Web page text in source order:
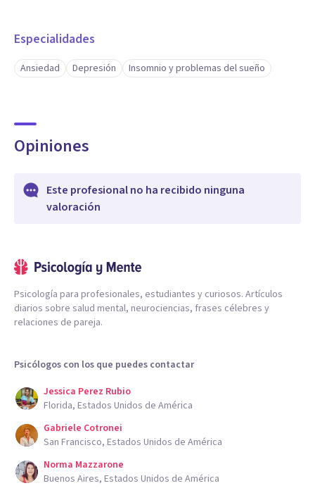
Especialidades
Ansiedad Depresión Insomnio y problemas del sueño
Opiniones
Este profesional no ha recibido ninguna
valoración
Psicología para profesionales, estudiantes y curiosos. Artículos
diarios sobre salud mental, neurociencias, frases célebres y
relaciones de pareja.
Psicólogos con los que puedes contactar
Jessica Perez Rubio
Florida, Estados Unidos de América
Gabriele Cotronei
San Francisco, Estados Unidos de América
Norma Mazzarone
Buenos Aires, Estados Unidos de América